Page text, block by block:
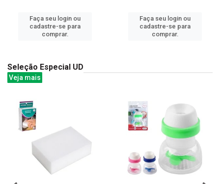
Faça seu login ou
cadastre-se para
comprar.
Faça seu login ou
cadastre-se para
comprar.
Seleção Especial UD
Veja mais